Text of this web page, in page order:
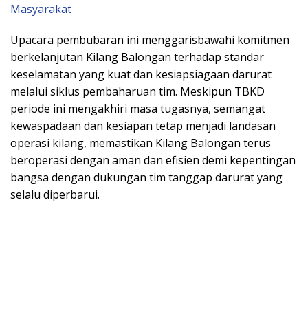
Masyarakat
Upacara pembubaran ini menggarisbawahi komitmen
berkelanjutan Kilang Balongan terhadap standar
keselamatan yang kuat dan kesiapsiagaan darurat
melalui siklus pembaharuan tim. Meskipun TBKD
periode ini mengakhiri masa tugasnya, semangat
kewaspadaan dan kesiapan tetap menjadi landasan
operasi kilang, memastikan Kilang Balongan terus
beroperasi dengan aman dan efisien demi kepentingan
bangsa dengan dukungan tim tanggap darurat yang
selalu diperbarui.